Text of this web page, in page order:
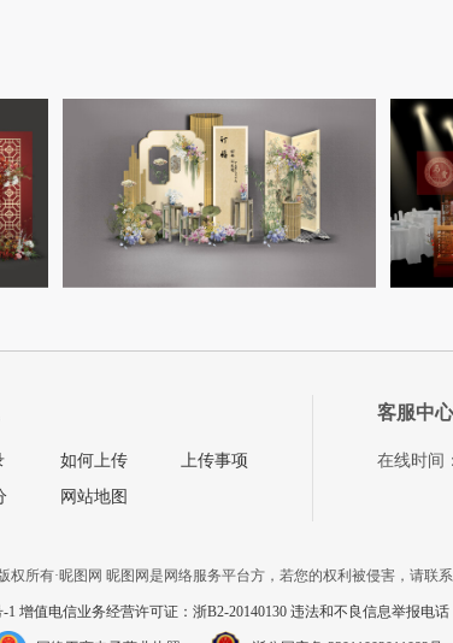
如何上传
网站地图
上传事项
客服中心
在线时间
所有·昵图网 昵图网是网络服务平台方，若您的权利被侵害，请联
-1 增值电信业务经营许可证：浙B2-20140130 违法和不良信息举报电话